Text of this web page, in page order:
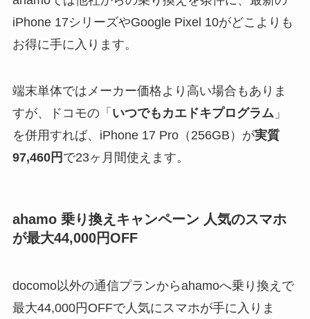
iPhone 17シリーズやGoogle Pixel 10がどこよりも
お得に手に入ります。
端末単体ではメーカー価格より高い場合もありま
すが、ドコモの「 いつでもカエドキプログラム」
を併用すれば、iPhone 17 Pro（256GB）が実質
97,460円 で23ヶ月間使えます。
ahamo 乗り換えキャンペーン 人気のスマホ
が最大44,000円OFF
docomo以外の通信プランからahamoへ乗り換えで
最大44,000円OFFで人気にスマホが手に入りま